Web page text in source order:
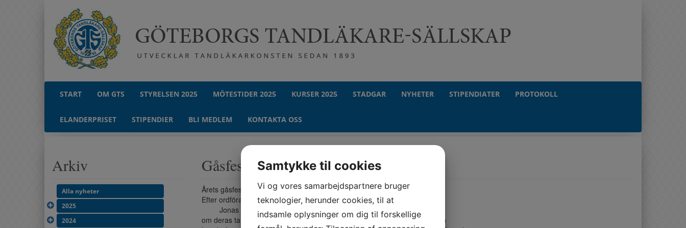
START OM GTS STYRELSEN 2025 MÖTESTIDER 2025 KURSER 2025 STADGAR NYHETER STIPENDIATER PROTOKOLL
ELANDERPRISET STIPENDIER BLI MEDLEM KONTAKTA OSS
Arkiv
Alla nyheter
2025
2024
Gåsfesten 10 nov, 2018
Årets gåsfest gick av stapeln den 10 november på självaste Mårtensafton.
Efter ordföranden Margaretha Lindqvists hälsningsrapport berättade
Jonas Nilsson från GlaxoSmithKline, kvällens sponsor,
om deras tandkräm Parodontax. Den innehåller 67% natriumbikarbonat och
Samtykke til cookies
Vi og vores samarbejdspartnere bruger
teknologier, herunder cookies, til at
indsamle oplysninger om dig til forskellige